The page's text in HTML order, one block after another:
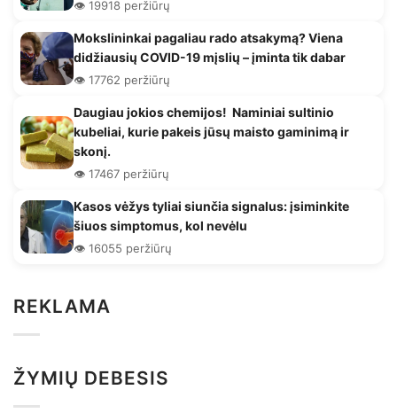
👁️ 19918 peržiūrų
Mokslininkai pagaliau rado atsakymą? Viena
didžiausių COVID-19 mįslių – įminta tik dabar
👁️ 17762 peržiūrų
Daugiau jokios chemijos! Naminiai sultinio
kubeliai, kurie pakeis jūsų maisto gaminimą ir
skonį.
👁️ 17467 peržiūrų
Kasos vėžys tyliai siunčia signalus: įsiminkite
šiuos simptomus, kol nevėlu
👁️ 16055 peržiūrų
REKLAMA
ŽYMIŲ DEBESIS